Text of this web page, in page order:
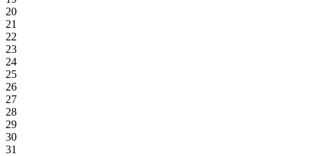
20
21
22
23
24
25
26
27
28
29
30
31